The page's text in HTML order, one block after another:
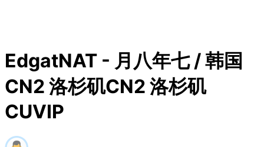
EdgatNAT - 月八年七 / 韩国
CN2 洛杉矶CN2 洛杉矶
CUVIP